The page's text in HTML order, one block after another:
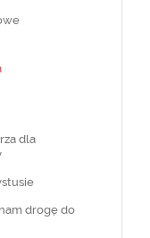
dla
drogę do